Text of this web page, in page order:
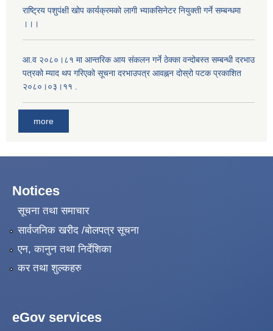
राष्ट्रिय पशुपंक्षी खोप कार्यक्रमको लागी भ्याकसिनेटर नियुक्ती गर्ने सम्बन्धमा
।।।
आ.व २०८०।८१ मा आन्तरिक आय संकलन गर्ने ठेक्का वन्दोबस्त सम्बन्धी दरभाउ
पत्रको म्याद थप गरिएको सूचना दरभाउपत्र आवह्नन दोस्रो पटक प्रकाशित
२०८०।०३।११ .
more
Notices
सूचना तथा समाचार
सार्वजनिक खरीद /बोलपत्र सूचना
एन, कानुन तथा निर्देशिका
कर तथा शुल्कहरु
eGov services